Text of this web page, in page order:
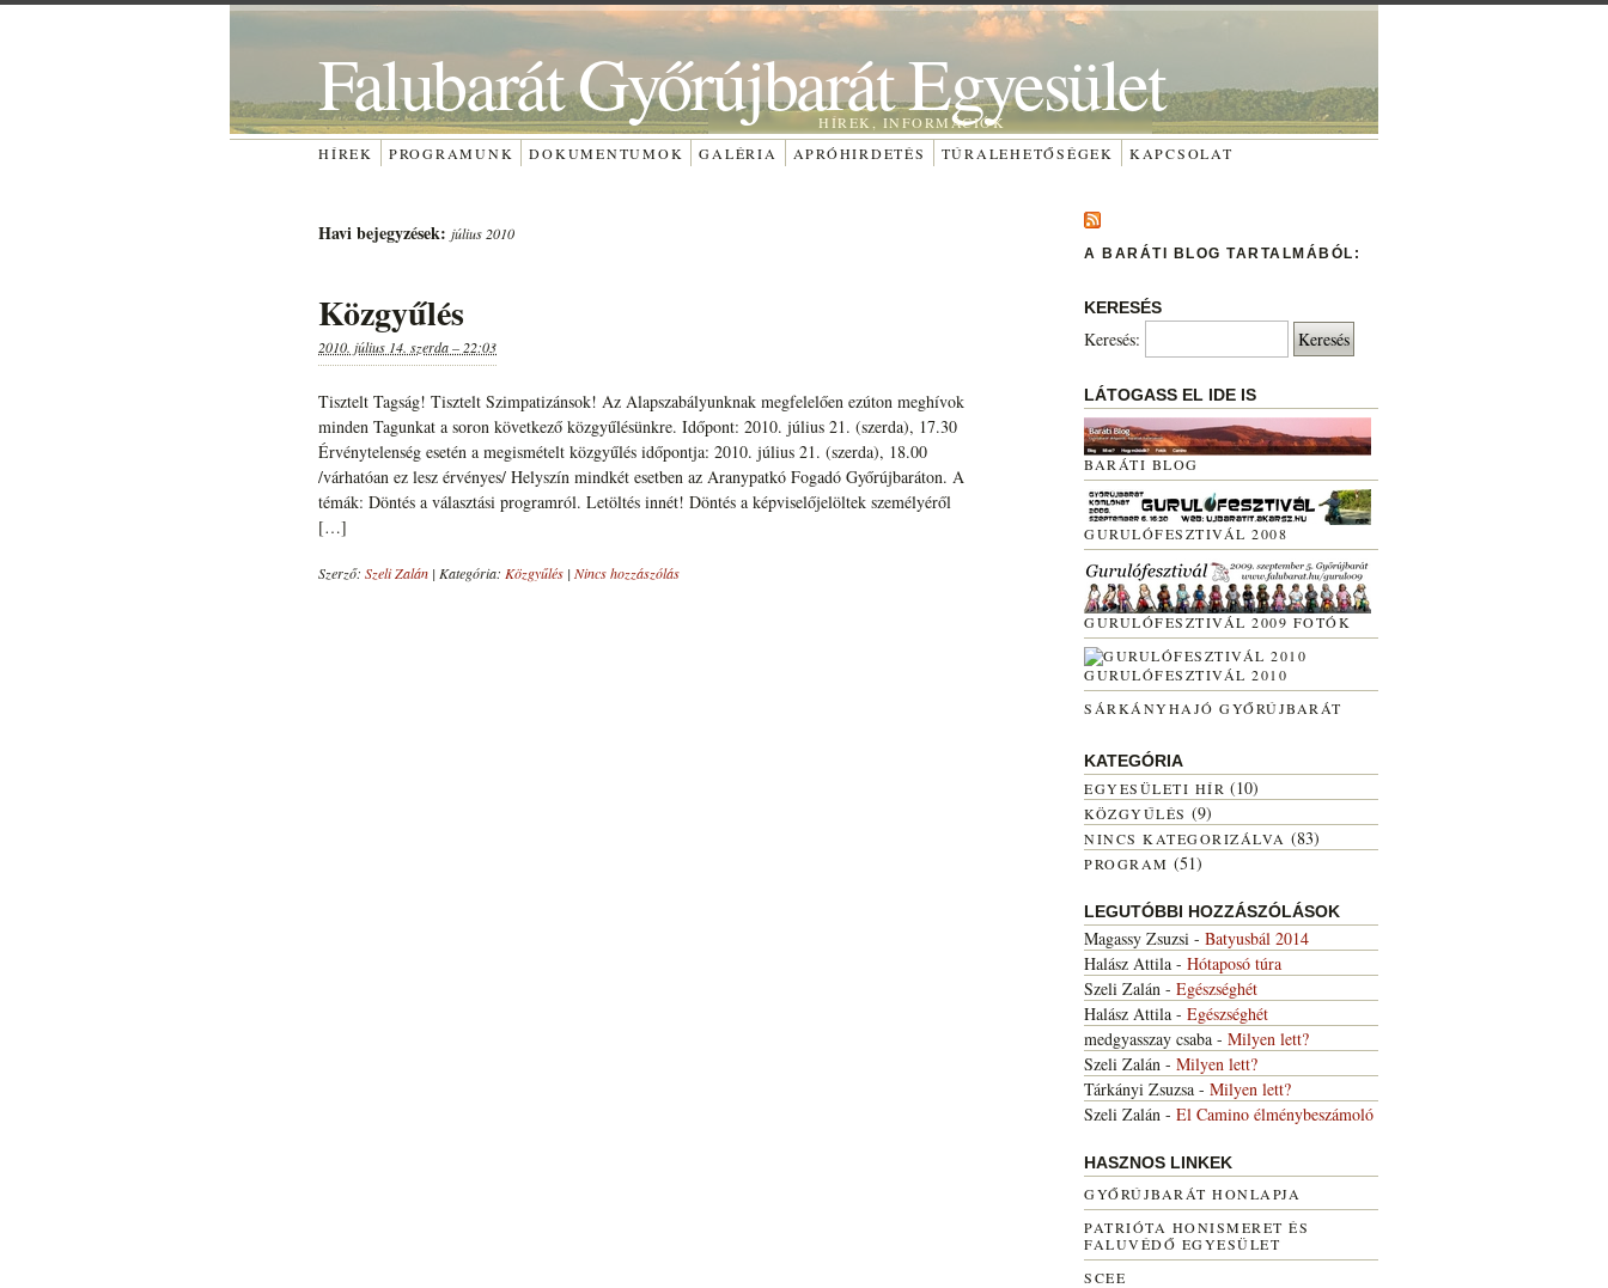
Falubarát Győrújbarát Egyesület
HÍREK, INFORMÁCIÓK
HÍREK
PROGRAMUNK DOKUMENTUMOK GALÉRIA APRÓHIRDETÉS TÚRALEHETŐSÉGEK KAPCSOLAT
Havi bejegyzések: július 2010
Közgyűlés
2010. július 14. szerda – 22:03
Tisztelt Tagság! Tisztelt Szimpatizánsok! Az Alapszabályunknak megfelelően ezúton meghívok
minden Tagunkat a soron következő közgyűlésünkre. Időpont: 2010. július 21. (szerda), 17.30
Érvénytelenség esetén a megismételt közgyűlés időpontja: 2010. július 21. (szerda), 18.00
/várhatóan ez lesz érvényes/ Helyszín mindkét esetben az Aranypatkó Fogadó Győrújbaráton. A
témák: Döntés a választási programról. Letöltés innét! Döntés a képviselőjelöltek személyéről
[…]
Szerző: Szeli Zalán | Kategória: Közgyűlés | Nincs hozzászólás
A BARÁTI BLOG TARTALMÁBÓL:
KERESÉS
Keresés:
LÁTOGASS EL IDE IS
BARÁTI BLOG
GURULÓFESZTIVÁL 2008
GURULÓFESZTIVÁL 2009 FOTÓK
GURULÓFESZTIVÁL 2010
SÁRKÁNYHAJÓ GYŐRÚJBARÁT
KATEGÓRIA
EGYESÜLETI HÍR (10)
KÖZGYŰLÉS (9)
NINCS KATEGORIZÁLVA (83)
PROGRAM (51)
LEGUTÓBBI HOZZÁSZÓLÁSOK
Magassy Zsuzsi - Batyusbál 2014
Halász Attila - Hótaposó túra
Szeli Zalán - Egészséghét
Halász Attila - Egészséghét
medgyasszay csaba - Milyen lett?
Szeli Zalán - Milyen lett?
Tárkányi Zsuzsa - Milyen lett?
Szeli Zalán - El Camino élménybeszámoló
HASZNOS LINKEK
GYŐRÚJBARÁT HONLAPJA
PATRIÓTA HONISMERET ÉS
FALUVÉDŐ EGYESÜLET
SCEE